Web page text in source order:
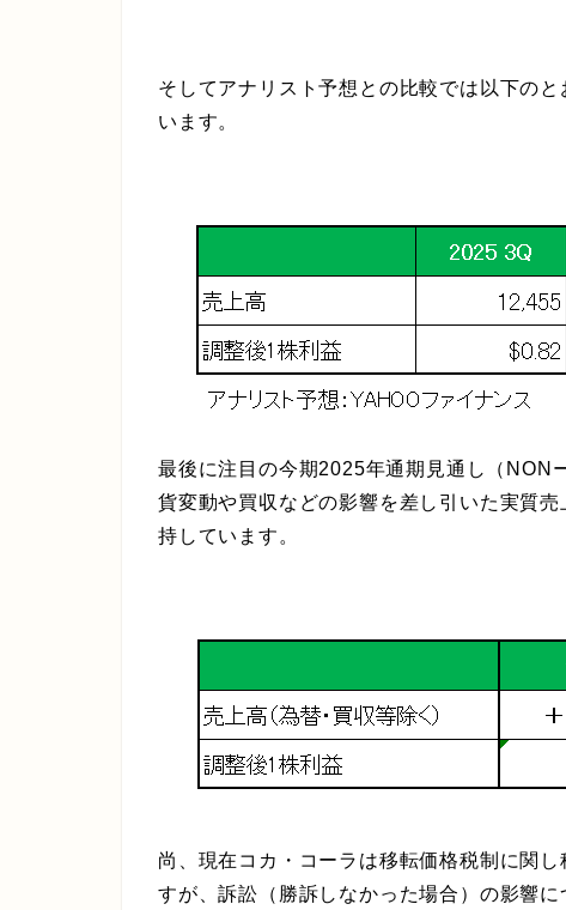
そしてアナリスト予想との比較では以下の
います。
最後に注目の今期2025年通期見通し（NON
貨変動や買収などの影響を差し引いた実質
持しています。
尚、現在コカ・コーラは移転価格税制に関
すが、訴訟（勝訴しなかった場合）の影響